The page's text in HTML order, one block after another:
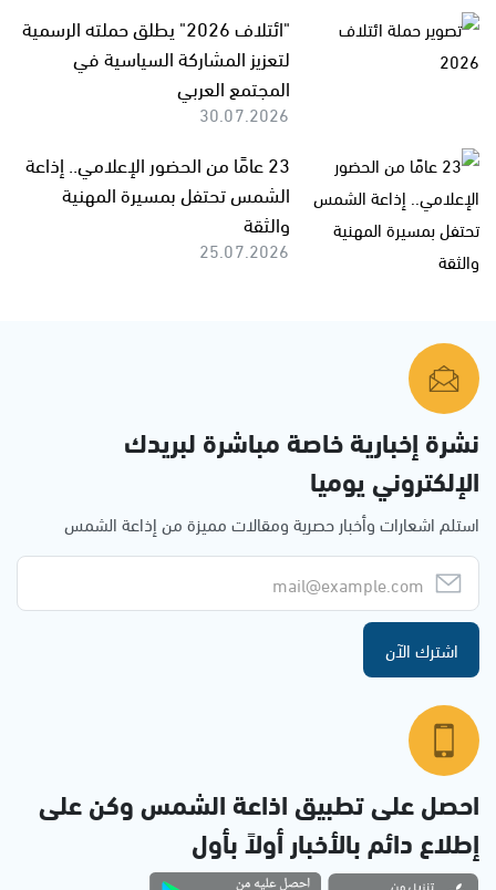
"ائتلاف 2026" يطلق حملته الرسمية
لتعزيز المشاركة السياسية في
المجتمع العربي
30.07.2026
23 عامًا من الحضور الإعلامي.. إذاعة
الشمس تحتفل بمسيرة المهنية
والثقة
25.07.2026
نشرة إخبارية خاصة مباشرة لبريدك
الإلكتروني يوميا
استلم اشعارات وأخبار حصرية ومقالات مميزة من إذاعة الشمس
اشترك الآن
احصل على تطبيق اذاعة الشمس وكن على
إطلاع دائم بالأخبار أولاً بأول